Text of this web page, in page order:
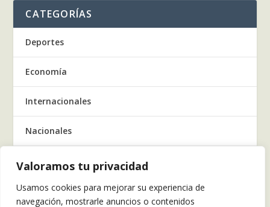
Valoramos tu privacidad
Usamos cookies para mejorar su experiencia de
navegación, mostrarle anuncios o contenidos
CATEGORÍAS
Deportes
Economía
Internacionales
Nacionales
Regionales
Salud